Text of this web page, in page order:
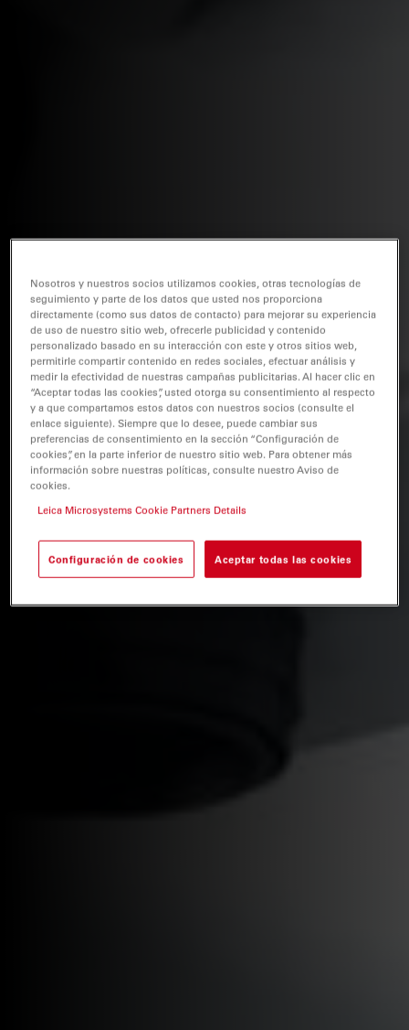
Nosotros y nuestros socios utilizamos cookies, otras tecnologías de
seguimiento y parte de los datos que usted nos proporciona
directamente (como sus datos de contacto) para mejorar su experiencia
de uso de nuestro sitio web, ofrecerle publicidad y contenido
personalizado basado en su interacción con este y otros sitios web,
permitirle compartir contenido en redes sociales, efectuar análisis y
medir la efectividad de nuestras campañas publicitarias. Al hacer clic en
“Aceptar todas las cookies”, usted otorga su consentimiento al respecto
y a que compartamos estos datos con nuestros socios (consulte el
enlace siguiente). Siempre que lo desee, puede cambiar sus
preferencias de consentimiento en la sección “Configuración de
cookies”, en la parte inferior de nuestro sitio web. Para obtener más
información sobre nuestras políticas, consulte nuestro Aviso de
cookies.
Leica Microsystems Cookie Partners Details
Configuración de cookies Aceptar todas las cookies